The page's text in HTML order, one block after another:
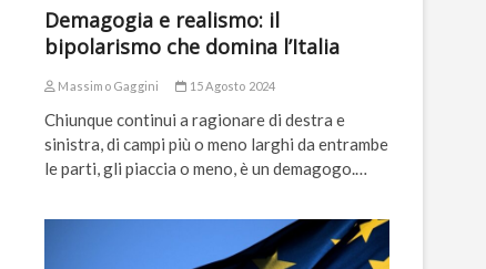
Demagogia e realismo: il
bipolarismo che domina l’Italia
Massimo Gaggini 15 Agosto 2024
Chiunque continui a ragionare di destra e
sinistra, di campi più o meno larghi da entrambe
le parti, gli piaccia o meno, è un demagogo.…